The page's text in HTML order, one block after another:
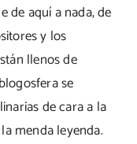
de aquí a nada, de
y los
llenos de
se
de cara a la
menda leyenda.